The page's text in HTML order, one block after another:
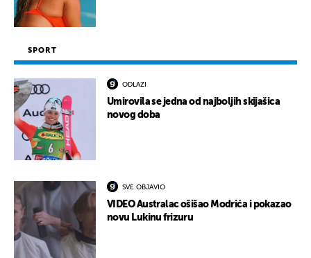
SPORT
ODLAZI
Umirovila se jedna od najboljih skijašica
novog doba
SVE OBJAVIO
VIDEO Australac ošišao Modrića i pokazao
novu Lukinu frizuru